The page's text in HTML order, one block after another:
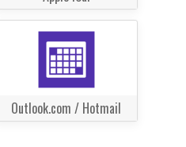
Outlook.com / Hotmail